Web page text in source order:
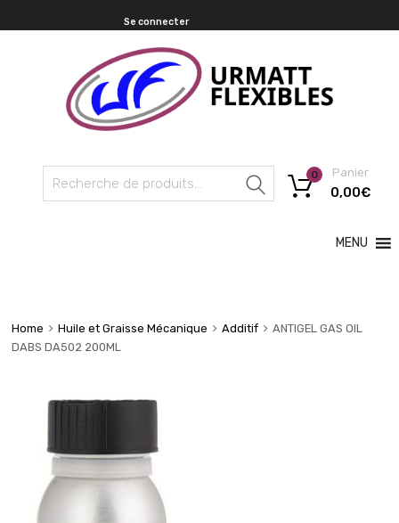
Se connecter
Recherche
Panier
0,00€
0
MENU
Home Huile et Graisse Mécanique Additif
ANTIGEL GAS OIL
DABS DA502 200ML